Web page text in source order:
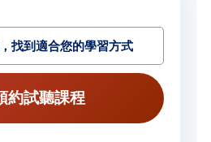
找到適合您的學習方式
約試聽課程